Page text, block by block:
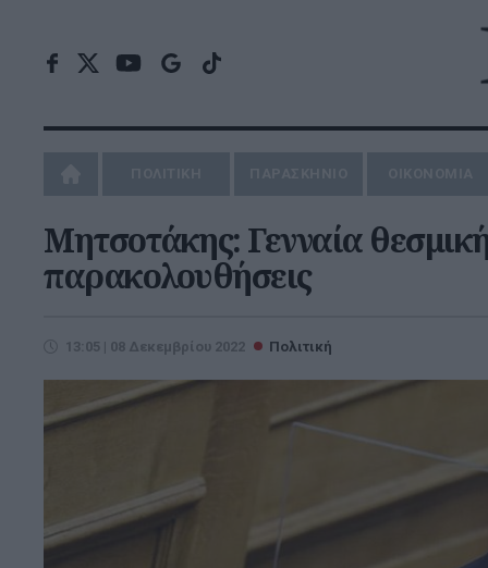
Μητσοτάκης: Γενναία
παρακολουθήσεις
13:05 | 08 Δεκεμβρίου 2022 Πολιτική